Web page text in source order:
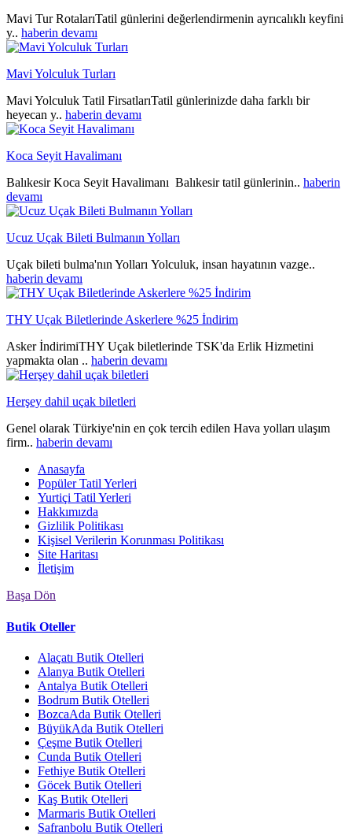
Mavi Tur RotalarıTatil günlerini değerlendirmenin ayrıcalıklı keyfini
y.. haberin devamı
Mavi Yolculuk Turları
Mavi Yolculuk Tatil FirsatlarıTatil günlerinizde daha farklı bir
heyecan y.. haberin devamı
Koca Seyit Havalimanı
Balıkesir Koca Seyit Havalimanı Balıkesir tatil günlerinin.. haberin
devamı
Ucuz Uçak Bileti Bulmanın Yolları
Uçak bileti bulma'nın Yolları Yolculuk, insan hayatının vazge..
haberin devamı
THY Uçak Biletlerinde Askerlere %25 İndirim
Asker İndirimiTHY Uçak biletlerinde TSK'da Erlik Hizmetini
yapmakta olan .. haberin devamı
Herşey dahil uçak biletleri
Genel olarak Türkiye'nin en çok tercih edilen Hava yolları ulaşım
firm.. haberin devamı
Anasayfa
Popüler Tatil Yerleri
Yurtiçi Tatil Yerleri
Hakkımızda
Gizlilik Politikası
Kişisel Verilerin Korunması Politikası
Site Haritası
İletişim
Başa Dön
Butik Oteller
Alaçatı Butik Otelleri
Alanya Butik Otelleri
Antalya Butik Otelleri
Bodrum Butik Otelleri
BozcaAda Butik Otelleri
BüyükAda Butik Otelleri
Çeşme Butik Otelleri
Cunda Butik Otelleri
Fethiye Butik Otelleri
Göcek Butik Otelleri
Kaş Butik Otelleri
Marmaris Butik Otelleri
Safranbolu Butik Otelleri